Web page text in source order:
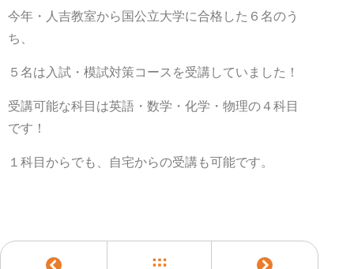
今年・人吉教室から国公立大学に合格した６名のう
ち、
５名は入試・模試対策コースを受講していました！
受講可能な科目は英語・数学・化学・物理の４科目
です！
１科目からでも、自宅からの受講も可能です。